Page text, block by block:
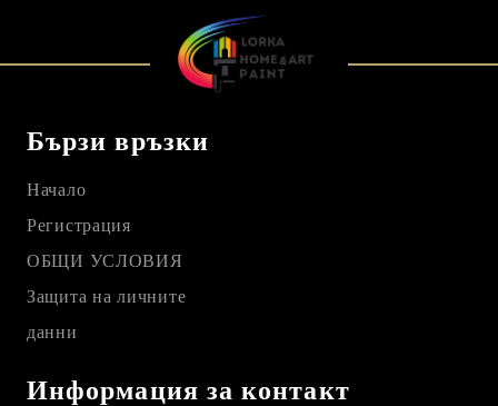
Бързи връзки
Начало
Регистрация
ОБЩИ УСЛОВИЯ
Защита на личните
данни
Информация за контакт